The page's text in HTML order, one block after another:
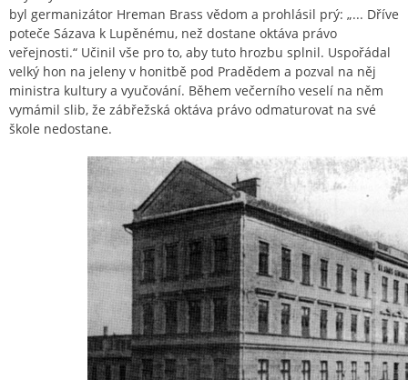
byl germanizátor Hreman Brass vědom a prohlásil prý: „... Dříve
poteče Sázava k Lupěnému, než dostane oktáva právo
veřejnosti.“ Učinil vše pro to, aby tuto hrozbu splnil. Uspořádal
velký hon na jeleny v honitbě pod Pradědem a pozval na něj
ministra kultury a vyučování. Během večerního veselí na něm
vymámil slib, že zábřežská oktáva právo odmaturovat na své
škole nedostane.